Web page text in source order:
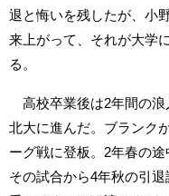
退と悔いを残したが、小
来上がって、それが大学
る。
高校卒業後は2年間の浪
北大に進んだ。ブランク
ーグ戦に登板。2年春の途
その試合から4年秋の引